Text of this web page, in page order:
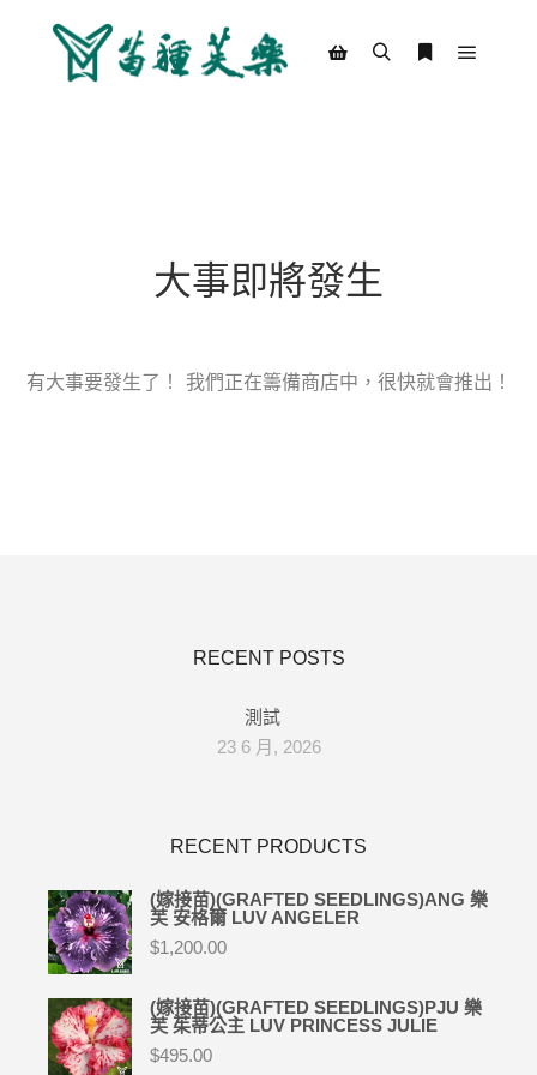
大事即將發生
有大事要發生了！ 我們正在籌備商店中，很快就會推出！
RECENT POSTS
測試
23 6 月, 2026
RECENT PRODUCTS
(嫁接苗)(GRAFTED SEEDLINGS)ANG 樂
芙 安格爾 LUV ANGELER
$1,200.00
(嫁接苗)(GRAFTED SEEDLINGS)PJU 樂
芙 茱蒂公主 LUV PRINCESS JULIE
$495.00